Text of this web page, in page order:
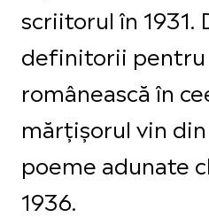
scriitorul în 1931.
definitorii pentru
românească în
mărțișorul vin
poeme adunate
1936.